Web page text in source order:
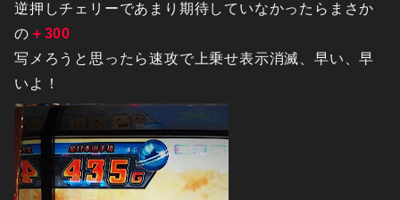
逆押しチェリーであまり期待していなかったらまさか
の ＋300
写メろうと思ったら速攻で上乗せ表示消滅、早い、早
いよ！